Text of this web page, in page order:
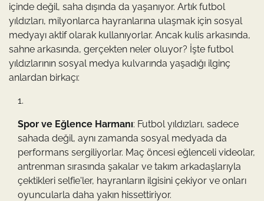
içinde değil, saha dışında da yaşanıyor. Artık futbol
yıldızları, milyonlarca hayranlarına ulaşmak için sosyal
medyayı aktif olarak kullanıyorlar. Ancak kulis arkasında,
sahne arkasında, gerçekten neler oluyor? İşte futbol
yıldızlarının sosyal medya kulvarında yaşadığı ilginç
anlardan birkaçı:
Spor ve Eğlence Harmanı: Futbol yıldızları, sadece
sahada değil, aynı zamanda sosyal medyada da
performans sergiliyorlar. Maç öncesi eğlenceli videolar,
antrenman sırasında şakalar ve takım arkadaşlarıyla
çektikleri selfie'ler, hayranların ilgisini çekiyor ve onları
oyuncularla daha yakın hissettiriyor.